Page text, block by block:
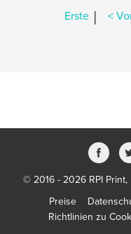
Erste | <
© 2016 - 2026 RPI Print,
Preise
Richtlinien zu